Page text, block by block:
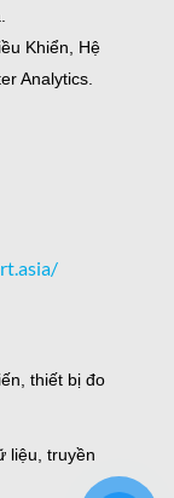
Khiển, Hệ
Analytics.
thiết bị đo
liệu, truyền